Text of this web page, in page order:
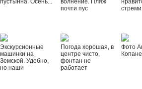
пустынна. Осень...
волнение. Пляж
почти пус
стреми
Экскурсионные
машинки на
Земской. Удобно,
но наши
Погода хорошая, в
центре чисто,
фонтан не
работает
Фото